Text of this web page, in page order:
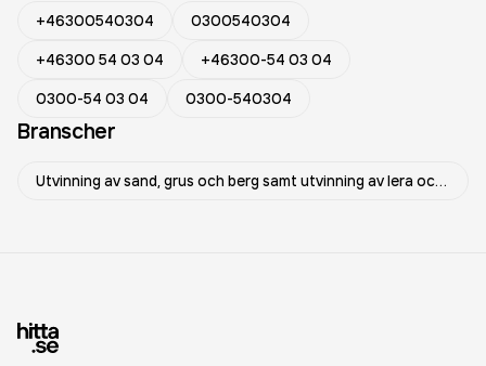
+46300540304
0300540304
+46300 54 03 04
+46300-54 03 04
0300-54 03 04
0300-540304
Branscher
Utvinning av sand, grus och berg samt utvinning av lera och kaolin